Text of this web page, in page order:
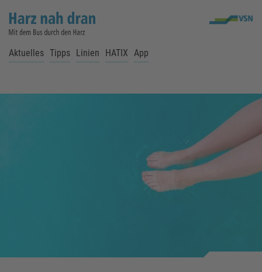
Aktuelles Tipps Linien HATIX App